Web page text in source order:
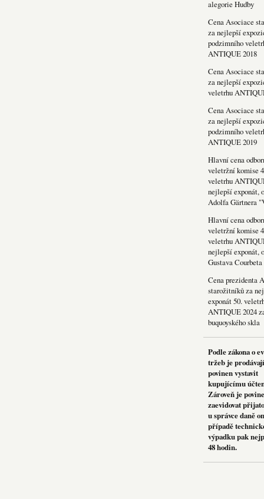
alegorie Hudby
Cena Asociace
za nejlepší
podzimního
ANTIQUE 2018
Cena Asociace
za nejlepší
veletrhu
Cena Asociace
za nejlepší
podzimního
ANTIQUE 2019
Hlavní cena
veletržní komise
veletrhu
nejlepší exponát,
Adolfa Gärtnera
Hlavní cena
veletržní komise
veletrhu
nejlepší exponát,
Gustava
Cena prezidenta
starožitníků za
exponát 50.
ANTIQUE 2024
buquoyského skla
Podle zákona o
tržeb je
povinen vystavit
kupujícímu
Zároveň je
zaevidovat
u správce daně
případě
výpadku pak
48 hodin.